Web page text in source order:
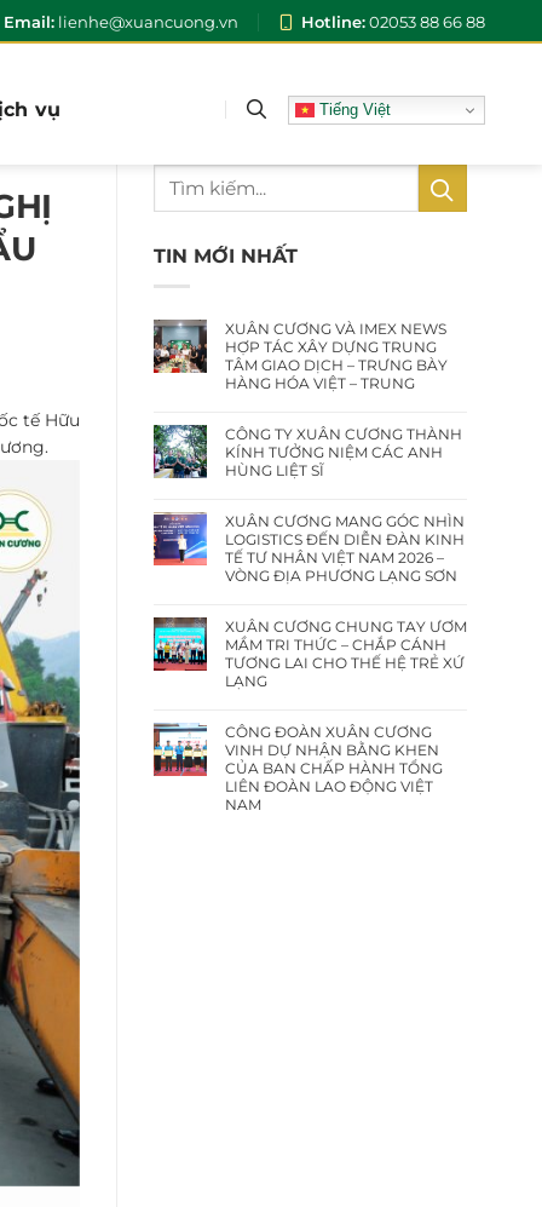
Email:lienhe@xuancuong.vn Hotline:02053 88 66 88
vụ Tiếng Việt
tế Hữu
TIN MỚI NHẤT
XUÂN CƯƠNG VÀ IMEX NEWS
HỢP TÁC XÂY DỰNG TRUNG
TÂM GIAO DỊCH – TRƯNG BÀY
HÀNG HÓA VIỆT – TRUNG
CÔNG TY XUÂN CƯƠNG THÀNH
KÍNH TƯỞNG NIỆM CÁC ANH
HÙNG LIỆT SĨ
XUÂN CƯƠNG MANG GÓC NHÌN
LOGISTICS ĐẾN DIỄN ĐÀN KINH
TẾ TƯ NHÂN VIỆT NAM 2026 –
VÒNG ĐỊA PHƯƠNG LẠNG SƠN
XUÂN CƯƠNG CHUNG TAY ƯƠM
MẦM TRI THỨC – CHẮP CÁNH
TƯƠNG LAI CHO THẾ HỆ TRẺ XỨ
LẠNG
CÔNG ĐOÀN XUÂN CƯƠNG
VINH DỰ NHẬN BẰNG KHEN
CỦA BAN CHẤP HÀNH TỔNG
LIÊN ĐOÀN LAO ĐỘNG VIỆT
NAM